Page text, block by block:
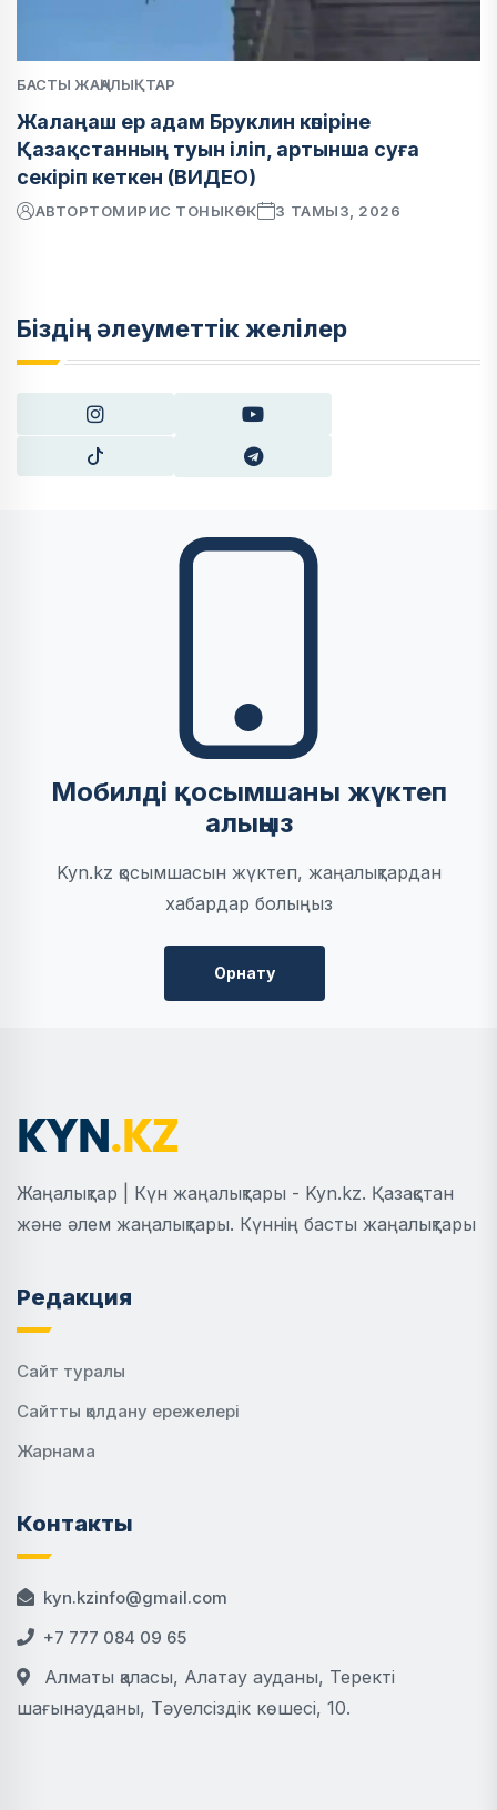
БАСТЫ ЖАҢАЛЫҚТАР
Жалаңаш ер адам Бруклин көпіріне
Қазақстанның туын іліп, артынша суға
секіріп кеткен (ВИДЕО)
АВТОРТОМИРИС ТОНЫКӨК 3 ТАМЫЗ, 2026
Біздің әлеуметтік желілер
Мобилді қосымшаны жүктеп
алыңыз
Kyn.kz қосымшасын жүктеп, жаңалықтардан
хабардар болыңыз
Орнату
Жаңалықтар | Күн жаңалықтары - Kyn.kz. Қазақстан
және әлем жаңалықтары. Күннің басты жаңалықтары
Редакция
Сайт туралы
Сайтты қолдану ережелері
Жарнама
Контакты
kyn.kzinfo@gmail.com
+7 777 084 09 65
Алматы қаласы, Алатау ауданы, Теректі
шағынауданы, Тәуелсіздік көшесі, 10.